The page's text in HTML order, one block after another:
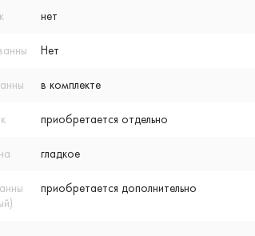
нет
Нет
в комплекте
приобретается отдельно
гладкое
приобретается дополнительно